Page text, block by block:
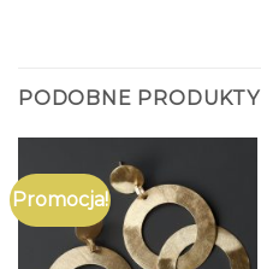
PODOBNE PRODUKTY
Promocja!